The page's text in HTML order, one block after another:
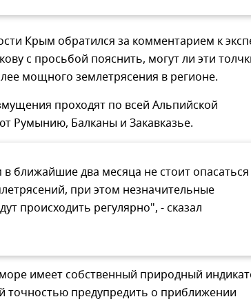
Крым обратился за комментарием к
с просьбой пояснить, могут ли эти
мощного землетрясения в регионе.
проходят по всей Альпийской
Румынию, Балканы и Закавказье.
ближайшие два месяца не стоит опасаться
при этом незначительные
происходить регулярно", - сказал
имеет собственный природный
точностью предупредить о приближении